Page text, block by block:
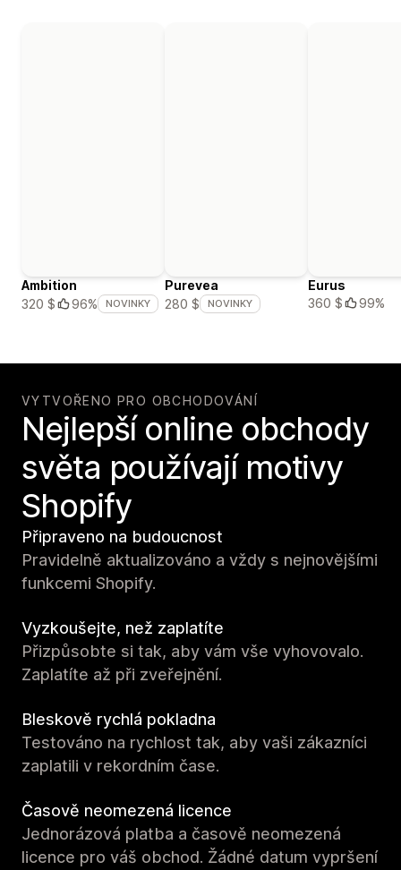
Ambition
320 $
96% NOVINKY
Purevea
280 $
NOVINKY
Eurus
360 $
99%
VYTVOŘENO PRO OBCHODOVÁNÍ
Nejlepší online obchody
světa používají motivy
Shopify
Připraveno na budoucnost
Pravidelně aktualizováno a vždy s nejnovějšími
funkcemi Shopify.
Vyzkoušejte, než zaplatíte
Přizpůsobte si tak, aby vám vše vyhovovalo.
Zaplatíte až při zveřejnění.
Bleskově rychlá pokladna
Testováno na rychlost tak, aby vaši zákazníci
zaplatili v rekordním čase.
Časově neomezená licence
Jednorázová platba a časově neomezená
licence pro váš obchod. Žádné datum vypršení